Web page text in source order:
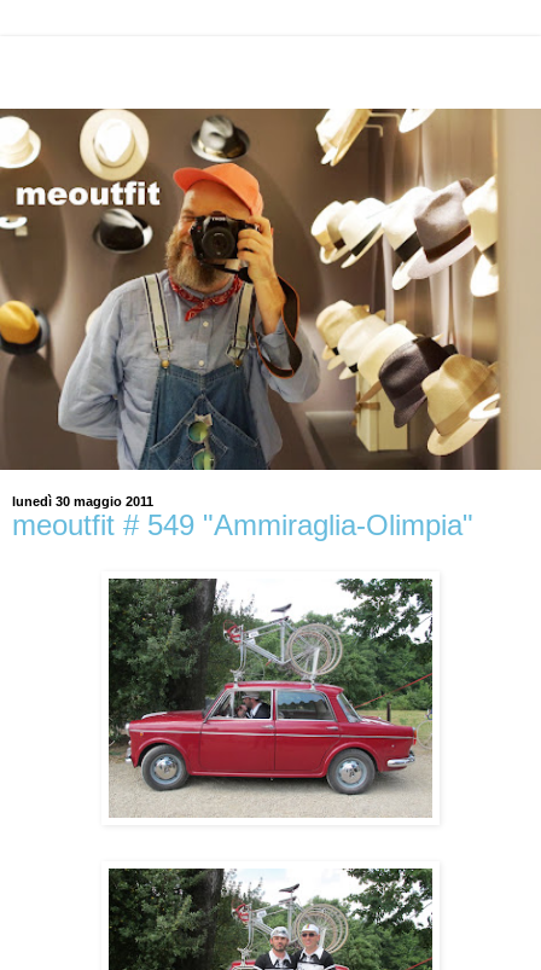
lunedì 30 maggio 2011
meoutfit # 549 "Ammiraglia-Olimpia"